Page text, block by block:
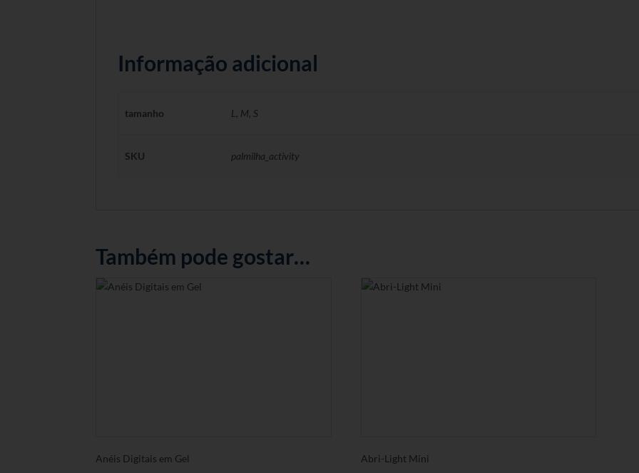
Informação adicional
tamanho L , M, S
SKU palmilha_activity
Também pode gostar…
Anéis Digitais em Gel Abri-Light Mini